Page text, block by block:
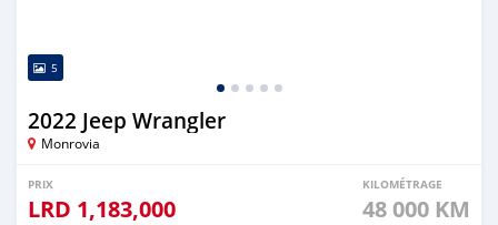
5
2022 Jeep Wrangler
Monrovia
PRIX
LRD 1,183,000
KILOMÉTRAGE
48 000 KM